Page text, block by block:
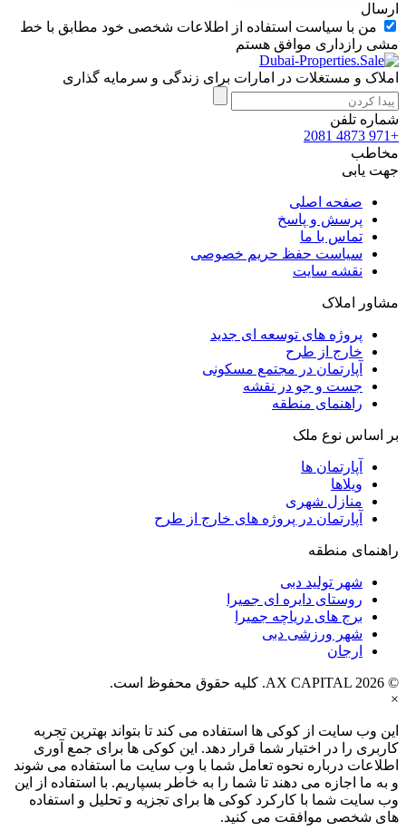
ارسال
من با سیاست استفاده از اطلاعات شخصی خود مطابق با خط
مشی رازداری موافق هستم
املاک و مستغلات در امارات برای زندگی و سرمایه گذاری
شماره تلفن
+971 4873 2081
مخاطب
جهت یابی
صفحه اصلی
پرسش و پاسخ
تماس با ما
سیاست حفظ حریم خصوصی
نقشه سایت
مشاور املاک
پروژه های توسعه ای جدید
خارج از طرح
آپارتمان در مجتمع مسکونی
جست و جو در نقشه
راهنمای منطقه
بر اساس نوع ملک
آپارتمان ها
ویلاها
منازل شهری
آپارتمان در پروژه های خارج از طرح
راهنمای منطقه
شهر تولید دبی
روستای دایره ای جمیرا
برج های دریاچه جمیرا
شهر ورزشی دبی
ارجان
© AX CAPITAL 2026. کلیه حقوق محفوظ است.
×
این وب سایت از کوکی ها استفاده می کند تا بتواند بهترین تجربه
کاربری را در اختیار شما قرار دهد. این کوکی ها برای جمع آوری
اطلاعات درباره نحوه تعامل شما با وب سایت ما استفاده می شوند
و به ما اجازه می دهند تا شما را به خاطر بسپاریم. با استفاده از این
وب سایت شما با کارکرد کوکی ها برای تجزیه و تحلیل و استفاده
های شخصی موافقت می کنید.